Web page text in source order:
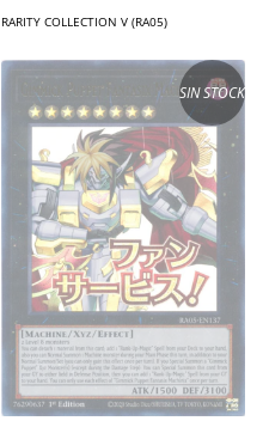
RARITY COLLECTION V (RA05)
SIN STOCK